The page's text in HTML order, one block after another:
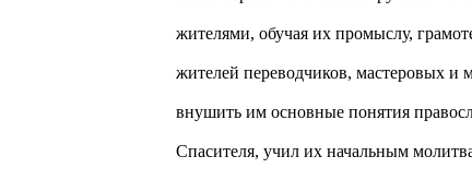
жителями, обучая их промыслу,
жителей переводчиков, мастеровых и
внушить им основные понятия
Спасителя, учил их начальным